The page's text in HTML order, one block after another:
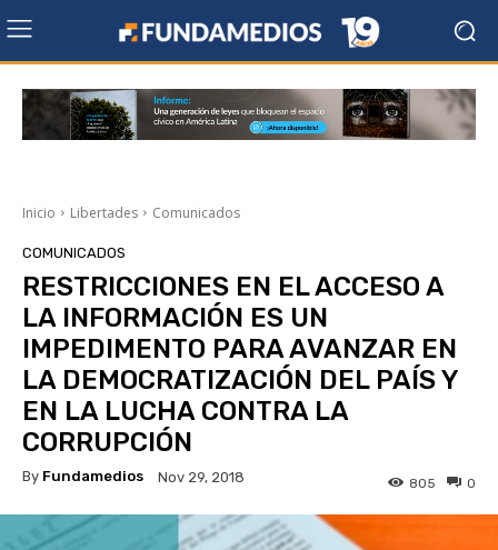
Inicio Libertades Comunicados
COMUNICADOS
RESTRICCIONES EN EL ACCESO A
LA INFORMACIÓN ES UN
IMPEDIMENTO PARA AVANZAR EN
LA DEMOCRATIZACIÓN DEL PAÍS Y
EN LA LUCHA CONTRA LA
CORRUPCIÓN
By Fundamedios Nov 29, 2018 0
805